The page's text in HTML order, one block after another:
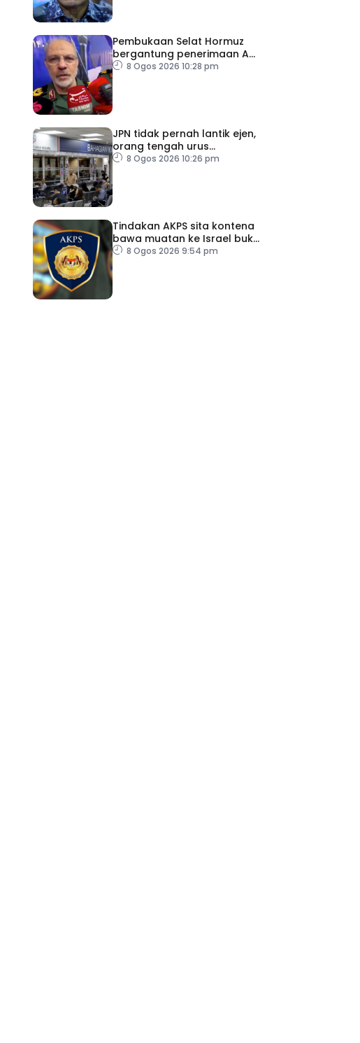
Pembukaan Selat Hormuz
bergantung penerimaan AS
– IRGC
8 Ogos 2026 10:28 pm
JPN tidak pernah lantik ejen,
orang tengah urus
dokumentasi
8 Ogos 2026 10:26 pm
Tindakan AKPS sita kontena
bawa muatan ke Israel bukti
ketegasan Malaysia
8 Ogos 2026 9:54 pm